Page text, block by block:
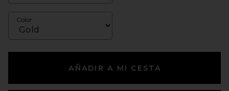
Color
AÑADIR A MI CESTA